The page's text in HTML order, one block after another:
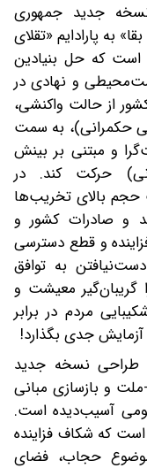
جدید جمهوری
به پارادایم «تقلای
است که حل بنیادین
و نهادی در
از حالت واکنشی،
حکمرانی)، به سمت
و مبتنی بر بینش‌
حرکت کند. در
بالای تخریب‌ها
و صادرات کشور و
و قطع دسترسی
به توافق
گریبان‌گیر معیشت و
مردم در برابر
آزمایش جدی بگذارد!
و طراحی نسخه جدید
و بازسازی مبانی
آسیب‌دیده است.
که شکاف فزاینده
حجاب، فضای